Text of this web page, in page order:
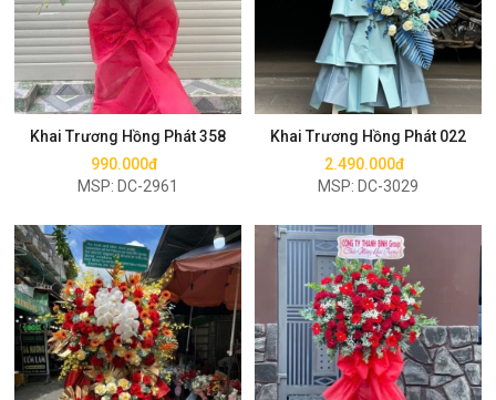
Khai Trương Hồng Phát 358
990.000đ
MSP: DC-2961
Mua ngay
Khai Trương Hồng Phát 022
2.490.000đ
MSP: DC-3029
Mua ngay